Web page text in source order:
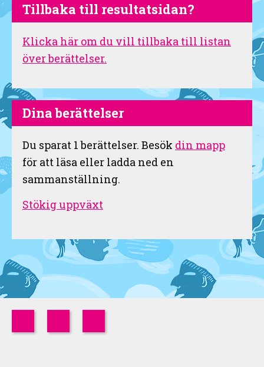
Tillbaka till resultatsidan?
Klicka här om du vill tillbaka till listan
över berättelser.
Dina berättelser
Du sparat 1berättelser. Besök din mapp
för att läsa eller ladda ned en
sammanställning.
Stökig uppväxt